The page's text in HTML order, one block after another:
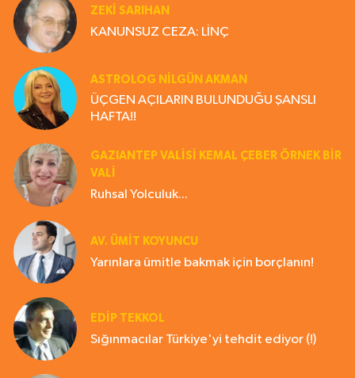
ZEKI SARIHAN
KANUNSUZ CEZA: LİNÇ
ASTROLOG NILGÜN AKMAN
ÜÇGEN AÇILARIN BULUNDUĞU ŞANSLI
HAFTA!!
GAZIANTEP VALISI KEMAL ÇEBER ÖRNEK BİR
VALİ
Ruhsal Yolculuk...
AV. ÜMIT KOYUNCU
Yarınlara ümitle bakmak için borçlanın!
EDIP TEKKOL
Sığınmacılar Türkiye'yi tehdit ediyor (!)